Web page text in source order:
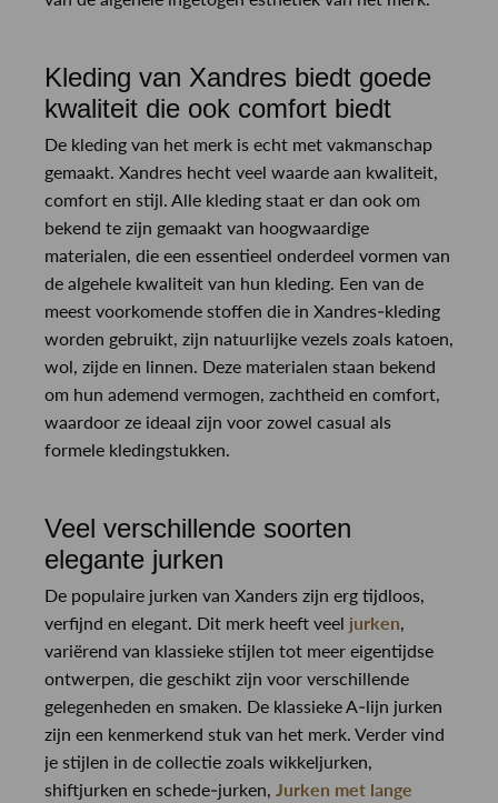
Kleding van Xandres biedt goede
kwaliteit die ook comfort biedt
De kleding van het merk is echt met vakmanschap
gemaakt. Xandres hecht veel waarde aan kwaliteit,
comfort en stijl. Alle kleding staat er dan ook om
bekend te zijn gemaakt van hoogwaardige
materialen, die een essentieel onderdeel vormen van
de algehele kwaliteit van hun kleding. Een van de
meest voorkomende stoffen die in Xandres-kleding
worden gebruikt, zijn natuurlijke vezels zoals katoen,
wol, zijde en linnen. Deze materialen staan bekend
om hun ademend vermogen, zachtheid en comfort,
waardoor ze ideaal zijn voor zowel casual als
formele kledingstukken.
Veel verschillende soorten
elegante jurken
De populaire jurken van Xanders zijn erg tijdloos,
verfijnd en elegant. Dit merk heeft veel jurken
variërend van klassieke stijlen tot meer eigentijdse
ontwerpen, die geschikt zijn voor verschillende
gelegenheden en smaken. De klassieke A-lijn jurken
zijn een kenmerkend stuk van het merk. Verder vind
je stijlen in de collectie zoals wikkeljurken,
shiftjurken en schede-jurken,
Jurken met lange